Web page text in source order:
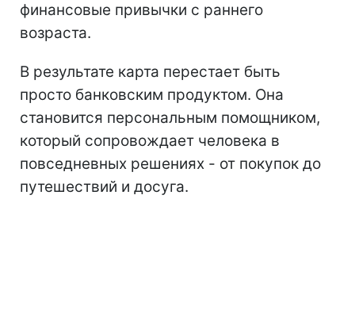
финансовые привычки с раннего
возраста.
В результате карта перестает быть
просто банковским продуктом. Она
становится персональным помощником,
который сопровождает человека в
повседневных решениях - от покупок до
путешествий и досуга.